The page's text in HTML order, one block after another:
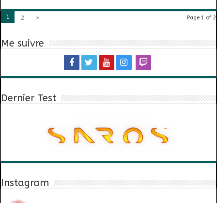
Page 1 of 2
1 2 »
Me suivre
Dernier Test
Instagram